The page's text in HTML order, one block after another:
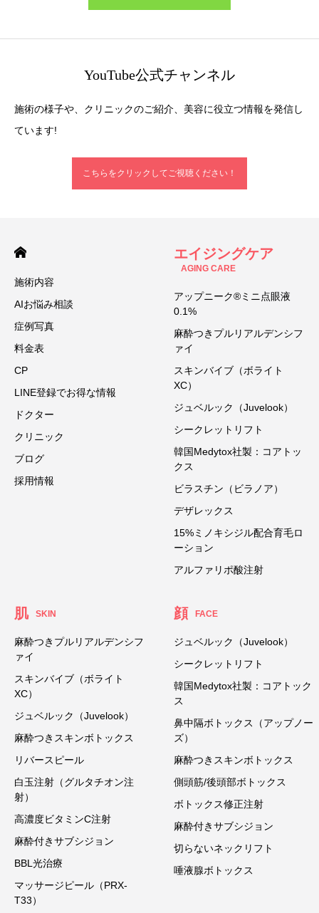
YouTube公式チャンネル
施術の様子や、クリニックのご紹介、美容に役立つ情報を発信し
ています!
こちらをクリックしてご視聴ください！
施術内容
AIお悩み相談
症例写真
料金表
CP
LINE登録でお得な情報
ドクター
クリニック
ブログ
採用情報
エイジングケア
AGING CARE
アップニーク®ミニ点眼液
0.1%
麻酔つきプルリアルデンシフ
ァイ
スキンバイブ（ボライト
XC）
ジュベルック（Juvelook）
シークレットリフト
韓国Medytox社製：コアトッ
クス
ビラスチン（ビラノア）
デザレックス
15%ミノキシジル配合育毛ロ
ーション
アルファリポ酸注射
肌 SKIN
麻酔つきプルリアルデンシフ
ァイ
スキンバイブ（ボライト
XC）
ジュベルック（Juvelook）
麻酔つきスキンボトックス
リバースピール
白玉注射（グルタチオン注
射）
高濃度ビタミンC注射
麻酔付きサブシジョン
BBL光治療
マッサージピール（PRX-
T33）
顔 FACE
ジュベルック（Juvelook）
シークレットリフト
韓国Medytox社製：コアトック
ス
鼻中隔ボトックス（アップノー
ズ）
麻酔つきスキンボトックス
側頭筋/後頭部ボトックス
ボトックス修正注射
麻酔付きサブシジョン
切らないネックリフト
唾液腺ボトックス